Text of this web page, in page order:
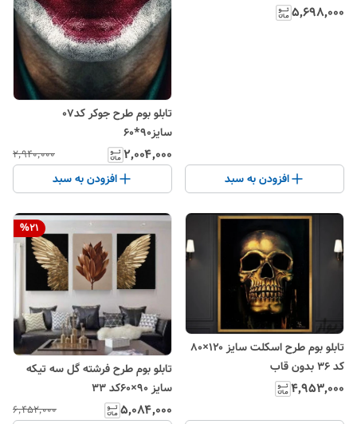
۵٬۶۹۸٬۰۰۰
افزودن به سبد
تابلو بوم طرح جوکر کد07
سایز90*60
۲٬۰۰۴٬۰۰۰ ۲٬۹۴۰٬۰۰۰
افزودن به سبد
تابلو بوم طرح اسکلت سایز ۱۲۰×۸۰
کد ۳۶ بدون قاب
۴٬۹۵۳٬۰۰۰
%21
تابلو بوم طرح فرشته گل سه تیکه
سایز ۹۰×۶۰کد ۳۳
۵٬۰۸۴٬۰۰۰ ۶٬۴۵۲٬۰۰۰